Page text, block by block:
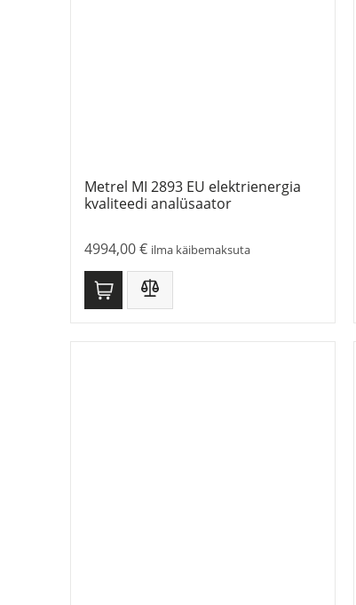
Metrel MI 2893 EU elektrienergia
kvaliteedi analüsaator
4994,00€ ilma käibemaksuta